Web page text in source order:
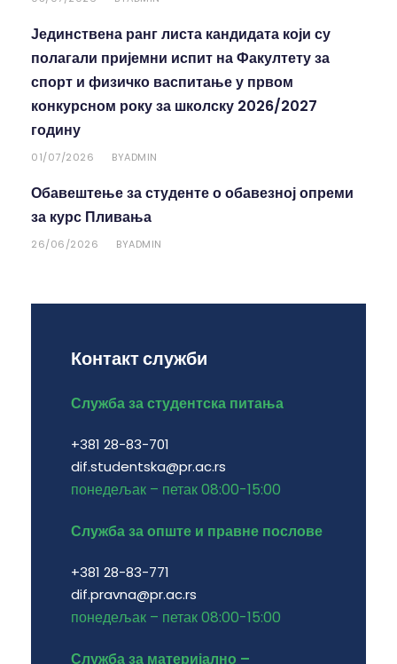
Јединствена ранг листа кандидата који су
полагали пријемни испит на Факултету за
спорт и физичко васпитање у првом
конкурсном року за школску 2026/2027
годину
01/07/2026 BYADMIN
Обавештење за студенте о обавезној опреми
за курс Пливања
26/06/2026 BYADMIN
Контакт служби
Служба за студентска питања
+381 28-83-701
dif.studentska@pr.ac.rs
понедељак – петак 08:00-15:00
Служба за опште и правне послове
+381 28-83-771
dif.pravna@pr.ac.rs
понедељак – петак 08:00-15:00
Служба за материјално –